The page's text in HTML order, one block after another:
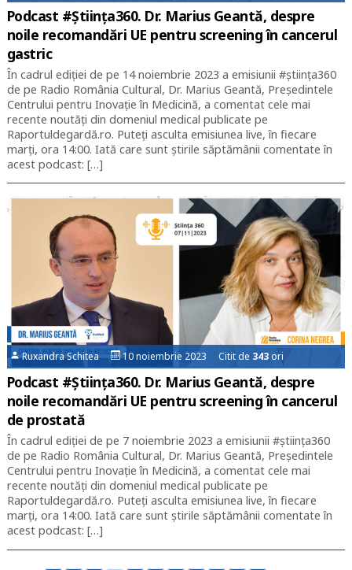
Podcast #Știința360. Dr. Marius Geantă, despre
noile recomandări UE pentru screening în cancerul
gastric
În cadrul ediției de pe 14 noiembrie 2023 a emisiunii #știința360
de pe Radio România Cultural, Dr. Marius Geantă, Președintele
Centrului pentru Inovație în Medicină, a comentat cele mai
recente noutăți din domeniul medical publicate pe
Raportuldegardă.ro. Puteți asculta emisiunea live, în fiecare
marți, ora 14:00. Iată care sunt știrile săptămânii comentate în
acest podcast: […]
Ruxandra Schitea 10 noiembrie 2023 Citit de 343 ori
Podcast #Știința360. Dr. Marius Geantă, despre
noile recomandări UE pentru screening în cancerul
de prostată
În cadrul ediției de pe 7 noiembrie 2023 a emisiunii #știința360
de pe Radio România Cultural, Dr. Marius Geantă, Președintele
Centrului pentru Inovație în Medicină, a comentat cele mai
recente noutăți din domeniul medical publicate pe
Raportuldegardă.ro. Puteți asculta emisiunea live, în fiecare
marți, ora 14:00. Iată care sunt știrile săptămânii comentate în
acest podcast: […]